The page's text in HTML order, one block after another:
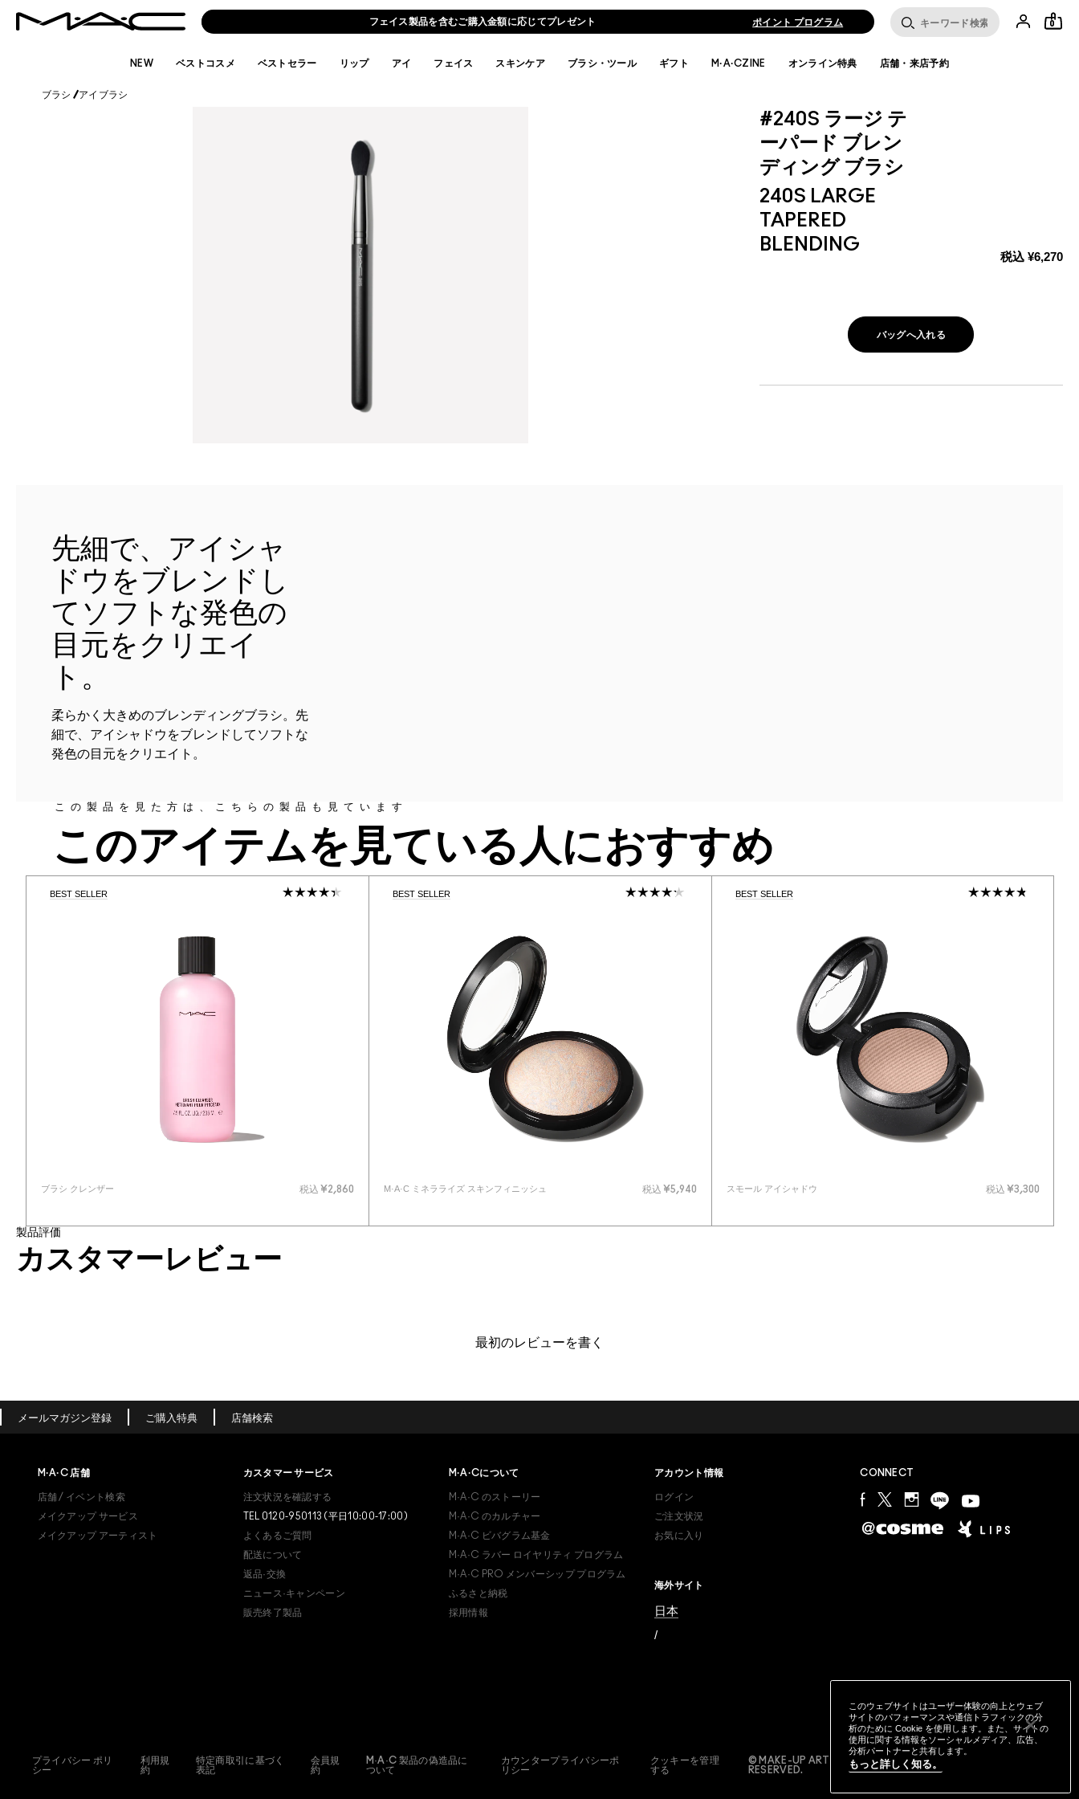
フェイス製品を含むご購入金額に応じてプレゼント ポイント プログラム 0
NEW ベストコスメ ベストセラー リップ アイ フェイス スキンケア ブラシ・ツール ギフト M·A·CZINE オンライン特典 店舗・来店予約
ブラシ /アイブラシ
#240S ラージ テ
ーパード ブレン
ディング ブラシ
240S LARGE
TAPERED
BLENDING
税込 ¥6,270
バッグへ入れる
先細で、アイシャ
ドウをブレンドし
てソフトな発色の
目元をクリエイ
ト。
柔らかく大きめのブレンディングブラシ。先
細で、アイシャドウをブレンドしてソフトな
発色の目元をクリエイト。
この製品を見た方は、こちらの製品も見ています
このアイテムを見ている人におすすめ
BEST SELLER
ブラシ クレンザー 税込 ¥2,860
BEST SELLER
M·A·C ミネラライズ スキンフィニッシュ 税込 ¥5,940
BEST SELLER
スモール アイシャドウ 税込 ¥3,300
製品評価
カスタマーレビュー
最初のレビューを書く
あなたはM･A･Cラバー ロイ
すか？
登録後の初回購入時に10%OFF 会員登録やプログラム詳細についてはこちらから
メールマガジン登録 ご購入特典 店舗検索
M·A·C 店舗
店舗 / イベント検索
メイクアップ サービス
メイクアップ アーティスト
カスタマー サービス
注文状況を確認する
TEL 0120-950113 (平日10:00-17:00)
よくあるご質問
配送について
返品·交換
ニュース·キャンペーン
販売終了製品
M·A·Cについて
M·A·C のストーリー
M·A·C のカルチャー
M·A·C ビバグラム基金
M·A·C ラバー ロイヤリティ プログラム
M·A·C PRO メンバーシップ プログラム
ふるさと納税
採用情報
アカウント情報
ログイン
ご注文状況
お気に入り
海外サイト
日本
/
CONNECT
プライバシー ポリ
シー
利用規
約
特定商取引に基づく
表記
会員規
約
M·A·C 製品の偽造品に
ついて
カウンタープライバシーポ
リシー
クッキーを管理
する
© MAKE-UP ART COSMETICS. ALL WORLDWIDE RIGHTS
RESERVED.
このウェブサイトはユーザー体験の向上とウェブ
サイトのパフォーマンスや通信トラフィックの分
析のために Cookie を使用します。また、サイトの
使用に関する情報をソーシャルメディア、広告、
分析パートナーと共有します。
もっと詳しく知る。